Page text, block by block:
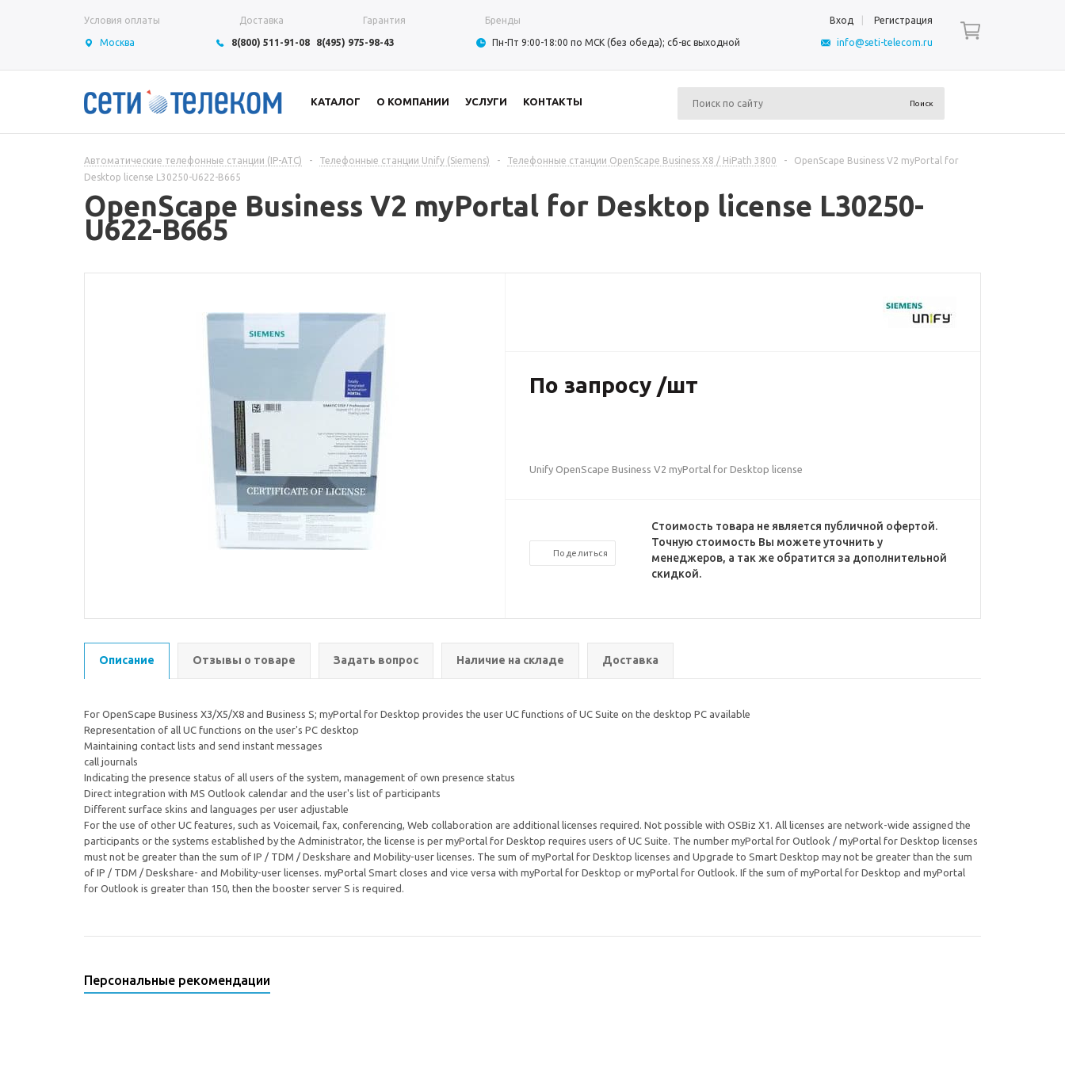
Условия оплаты Доставка Гарантия Бренды Вход Регистрация
Москва 8(800) 511-91-08 8(495) 975-98-43 Пн-Пт 9:00-18:00 по МСК (без обеда); сб-вс выходной info@seti-telecom.ru
КАТАЛОГ О КОМПАНИИ УСЛУГИ КОНТАКТЫ
Автоматические телефонные станции (IP-АТС) - Телефонные станции Unify (Siemens) - Телефонные станции OpenScape Business X8 / HiPath 3800 -
OpenScape Business V2 myPortal for
Desktop license L30250-U622-B665
OpenScape Business V2 myPortal for Desktop license L30250-
U622-B665
По запросу /шт
Unify OpenScape Business V2 myPortal for Desktop license
Поделиться
Стоимость товара не является публичной офертой.
Точную стоимость Вы можете уточнить у
менеджеров, а так же обратится за дополнительной
скидкой.
Описание Отзывы о товаре Задать вопрос Наличие на складе Доставка
For OpenScape Business X3/X5/X8 and Business S; myPortal for Desktop provides the user UC functions of UC Suite on the desktop PC available
Representation of all UC functions on the user's PC desktop
Maintaining contact lists and send instant messages
call journals
Indicating the presence status of all users of the system, management of own presence status
Direct integration with MS Outlook calendar and the user's list of participants
Different surface skins and languages per user adjustable
For the use of other UC features, such as Voicemail, fax, conferencing, Web collaboration are additional licenses required. Not possible with OSBiz X1. All licenses are network-wide assigned the
participants or the systems established by the Administrator, the license is per myPortal for Desktop requires users of UC Suite. The number myPortal for Outlook / myPortal for Desktop licenses
must not be greater than the sum of IP / TDM / Deskshare and Mobility-user licenses. The sum of myPortal for Desktop licenses and Upgrade to Smart Desktop may not be greater than the sum
of IP / TDM / Deskshare- and Mobility-user licenses. myPortal Smart closes and vice versa with myPortal for Desktop or myPortal for Outlook. If the sum of myPortal for Desktop and myPortal
for Outlook is greater than 150, then the booster server S is required.
Персональные рекомендации